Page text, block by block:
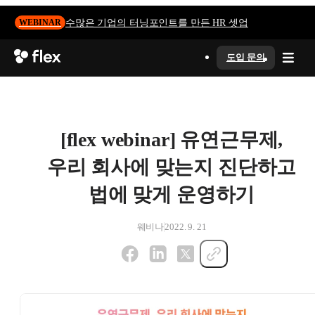
WEBINAR 수많은 기업의 터닝포인트를 만든 HR 셋업
도입 문의
[flex webinar] 유연근무제,
우리 회사에 맞는지 진단하고
법에 맞게 운영하기
웨비나2022. 9. 21